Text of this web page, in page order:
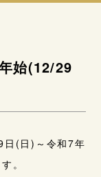
始(12/29
日(日)～令和7年
。